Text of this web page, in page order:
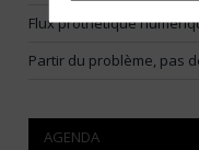
Flux prothétique
Partir du problème, pas
AGENDA